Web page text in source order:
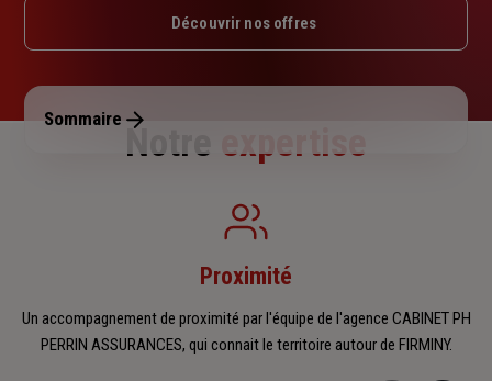
Jeudi : 09h – 18h
Dimanche : Fermé
Découvrir nos offres
Sommaire
Notre expertise
Proximité
Un accompagnement de proximité par l'équipe de l'agence CABINET PH
PERRIN ASSURANCES, qui connait le territoire autour de FIRMINY.